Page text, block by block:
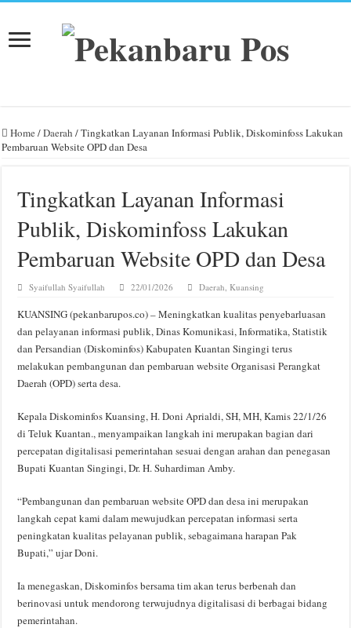
Home /Daerah /Tingkatkan Layanan Informasi Publik, Diskominfoss Lakukan
Pembaruan Website OPD dan Desa
Tingkatkan Layanan Informasi
Publik, Diskominfoss Lakukan
Pembaruan Website OPD dan Desa
Syaifullah Syaifullah 22/01/2026 Daerah Kuansing
KUANSING (pekanbarupos.co) – Meningkatkan kualitas penyebarluasan
dan pelayanan informasi publik, Dinas Komunikasi, Informatika, Statistik
dan Persandian (Diskominfos) Kabupaten Kuantan Singingi terus
melakukan pembangunan dan pembaruan website Organisasi Perangkat
Daerah (OPD) serta desa.
Kepala Diskominfos Kuansing, H. Doni Aprialdi, SH, MH, Kamis 22/1/26
di Teluk Kuantan., menyampaikan langkah ini merupakan bagian dari
percepatan digitalisasi pemerintahan sesuai dengan arahan dan penegasan
Bupati Kuantan Singingi, Dr. H. Suhardiman Amby.
“Pembangunan dan pembaruan website OPD dan desa ini merupakan
langkah cepat kami dalam mewujudkan percepatan informasi serta
peningkatan kualitas pelayanan publik, sebagaimana harapan Pak
Bupati,” ujar Doni.
Ia menegaskan, Diskominfos bersama tim akan terus berbenah dan
berinovasi untuk mendorong terwujudnya digitalisasi di berbagai bidang
pemerintahan.